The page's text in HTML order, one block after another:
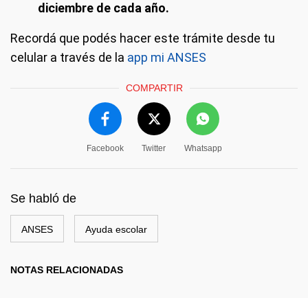
diciembre de cada año.
Recordá que podés hacer este trámite desde tu
celular a través de la app mi ANSES
COMPARTIR
Facebook Twitter Whatsapp
Se habló de
ANSES Ayuda escolar
NOTAS RELACIONADAS